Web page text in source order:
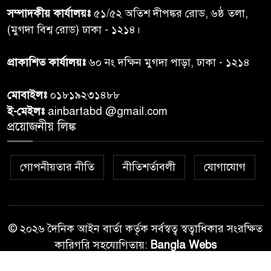
তদন্ত শেষ পর্যায়ে, দ্রুত চার্জশিট
৭
রাতের মধ্যে ঢাকাসহ ১০ অঞ্চলে
ঝড়বৃষ্টির পূর্বাভাস
৮
প্রধানমন্ত্রীর সঙ্গে দেখা করে স্বপ্নপূরণ
উপহার
৯
২০ আগস্ট রাষ্ট্রপতি নির্বাচন,
১০
সম্পাদকীয় কার্যালয়ঃ ৫১/৫২ অতিশ দীপঙ্কর রোড, ৬ষ্ঠ তলা,
(মুগদা বিশ্ব রোড) ঢাকা - ১২১৪।
প্রাকাশিত কার্যালয়ঃ৬০ নং দক্ষিন মুগদা পাড়া, ঢাকা - ১২১৪
মোবাইলঃ ০১৮১৯২৩১৪৮৮
ই-মেইলঃ ainbartabd @gmail.com
প্রয়োজনীয় লিঙ্ক
গোপনীয়তার নীতি নীতিশর্তাবলী যোগাযোগ
© ২০২৬ দৈনিক আইন বার্তা কর্তৃক সর্বস্বত্ব স্বত্বাধিকার সংরক্ষিত
কারিগরি সহযোগিতায়: Bangla Webs